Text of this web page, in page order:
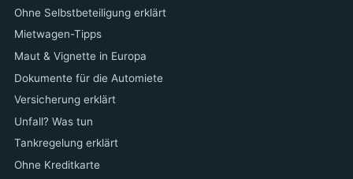
Ohne Selbstbeteiligung erklärt
Mietwagen-Tipps
Maut & Vignette in Europa
Dokumente für die Automiete
Versicherung erklärt
Unfall? Was tun
Tankregelung erklärt
Ohne Kreditkarte